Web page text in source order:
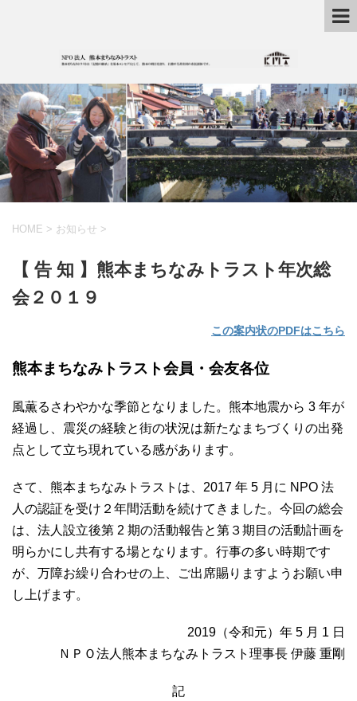
HOME > お知らせ >
【 告 知 】熊本まちなみトラスト年次総
会２０１９
この案内状のPDFはこちら
熊本まちなみトラスト会員・会友各位
風薫るさわやかな季節となりました。熊本地震から 3 年が
経過し、震災の経験と街の状況は新たなまちづくりの出発
点として立ち現れている感があります。
さて、熊本まちなみトラストは、2017 年 5 月に NPO 法
人の認証を受け２年間活動を続けてきました。今回の総会
は、法人設立後第 2 期の活動報告と第３期目の活動計画を
明らかにし共有する場となります。行事の多い時期です
が、万障お繰り合わせの上、ご出席賜りますようお願い申
し上げます。
2019（令和元）年 5 月 1 日
ＮＰＯ法人熊本まちなみトラスト理事長 伊藤 重剛
記